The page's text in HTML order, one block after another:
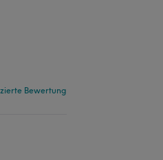
Bewertung